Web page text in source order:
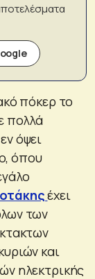
πόκερ το
πολλά
όψει
όπου
έχει
των
και
ηλεκτρικής